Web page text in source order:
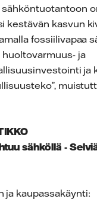
kestävän kasvun
fossiilivapaa
ja
ja
sähköllä -
ja kaupassakäynti: